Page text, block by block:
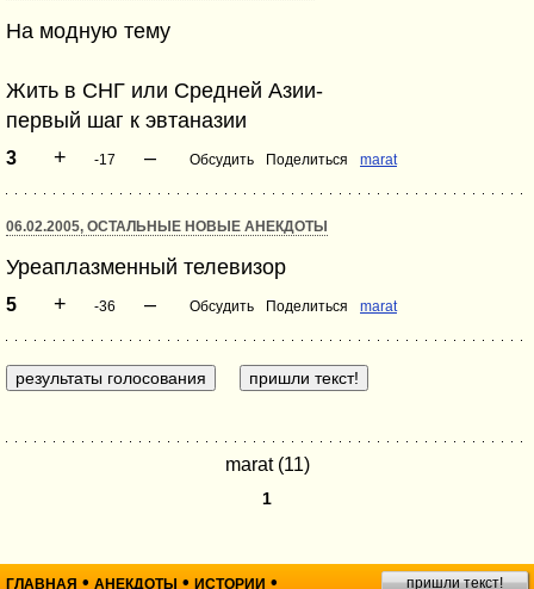
На модную тему
Жить в СНГ или Средней Азии-
первый шаг к эвтаназии
3 + -17 – Обсудить Поделиться marat
06.02.2005, ОСТАЛЬНЫЕ НОВЫЕ АНЕКДОТЫ
Уреаплазменный телевизор
5 + -36 – Обсудить Поделиться marat
marat (11)
1
ГЛАВНАЯ • АНЕКДОТЫ • ИСТОРИИ • пришли текст!